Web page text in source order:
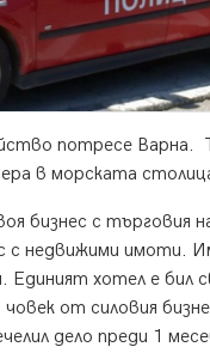
потресе Варна.
в морската
бизнес с търговия
с недвижими имоти.
Единият хотел е бил
от силовия
дело преди 1